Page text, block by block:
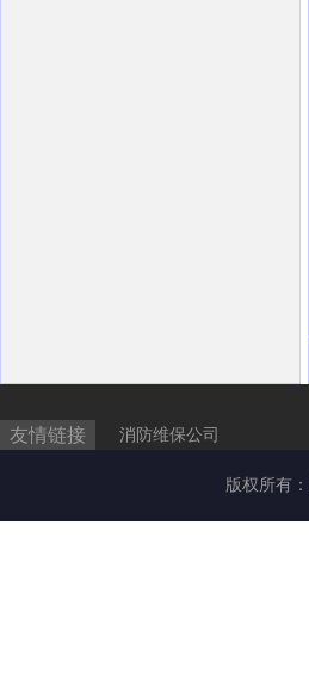
友情链接 消防维保公司
版权所有：